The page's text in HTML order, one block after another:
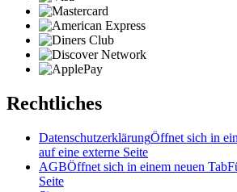
Rechtliches
DatenschutzerklärungÖffnet sich in
auf eine externe Seite
AGBÖffnet sich in einem neuen Tab
Seite